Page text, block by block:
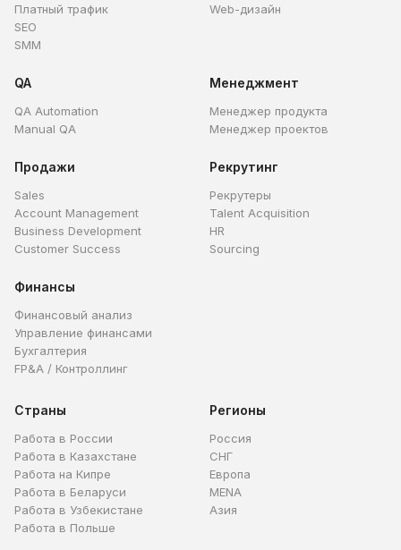
Платный трафик
SEO
SMM
Web-дизайн
QA
QA Automation
Manual QA
Менеджмент
Менеджер продукта
Менеджер проектов
Продажи
Sales
Account Management
Business Development
Customer Success
Рекрутинг
Рекрутеры
Talent Acquisition
HR
Sourcing
Финансы
Финансовый анализ
Управление финансами
Бухгалтерия
FP&A / Контроллинг
Страны
Работа в России
Работа в Казахстане
Работа на Кипре
Работа в Беларуси
Работа в Узбекистане
Работа в Польше
Регионы
Россия
СНГ
Европа
MENA
Азия